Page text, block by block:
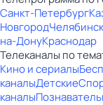
Санкт-Петербург
НовгородЧелябинск
на-ДонуКраснодар
Телеканалы по
Кино и сериалы
каналыДетские
каналы